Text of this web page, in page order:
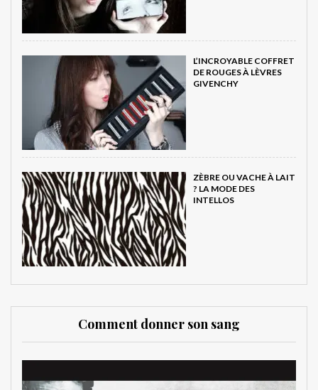
L’INCROYABLE COFFRET
DE ROUGES À LÈVRES
GIVENCHY
ZÈBRE OU VACHE À LAIT
? LA MODE DES
INTELLOS
Comment donner son sang